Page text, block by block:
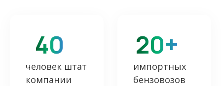
40
человек штат
компании
20+
импортных
бензовозов